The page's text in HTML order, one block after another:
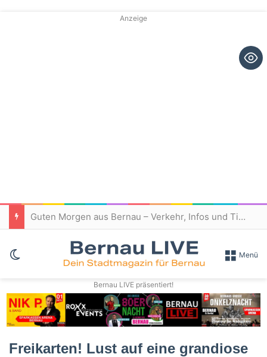
Anzeige
Guten Morgen aus Bernau – Verkehr, Infos und Tipps am 7. August 2026
Skin umschalten Menü
Bernau LIVE präsentiert!
Freikarten! Lust auf eine grandiose